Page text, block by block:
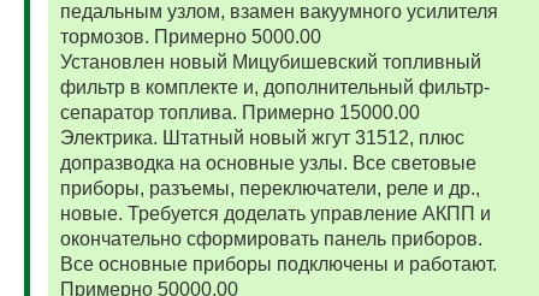
педальным узлом, взамен вакуумного усилителя
тормозов. Примерно 5000.00
Установлен новый Мицубишевский топливный
фильтр в комплекте и, дополнительный фильтр-
сепаратор топлива. Примерно 15000.00
Электрика. Штатный новый жгут 31512, плюс
допразводка на основные узлы. Все световые
приборы, разъемы, переключатели, реле и др.,
новые. Требуется доделать управление АКПП и
окончательно сформировать панель приборов.
Все основные приборы подключены и работают.
Примерно 50000.00